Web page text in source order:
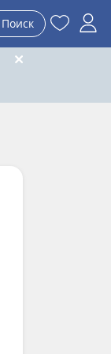
Поиск